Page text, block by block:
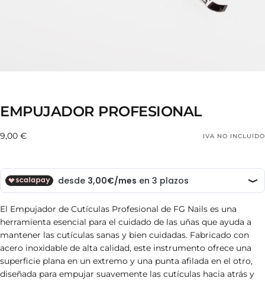
EMPUJADOR PROFESIONAL
9,00
Precio
9,00 € IVA NO INCLUIDO
El Empujador de Cutículas Profesional de FG Nails es una
herramienta esencial para el cuidado de las uñas que ayuda a
mantener las cutículas sanas y bien cuidadas. Fabricado con
acero inoxidable de alta calidad, este instrumento ofrece una
superficie plana en un extremo y una punta afilada en el otro,
diseñada para empujar suavemente las cutículas hacia atrás y